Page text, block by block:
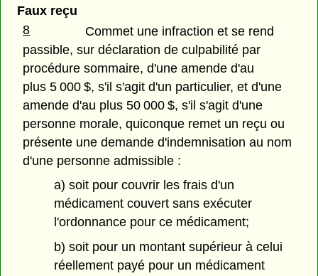
Faux reçu
8
Commet une infraction et se rend
passible, sur déclaration de culpabilité par
procédure sommaire, d'une amende d'au
plus 5 000 $, s'il s'agit d'un particulier, et d'une
amende d'au plus 50 000 $, s'il s'agit d'une
personne morale, quiconque remet un reçu ou
présente une demande d'indemnisation au nom
d'une personne admissible :
a) soit pour couvrir les frais d'un
médicament couvert sans exécuter
l'ordonnance pour ce médicament;
b) soit pour un montant supérieur à celui
réellement payé pour un médicament